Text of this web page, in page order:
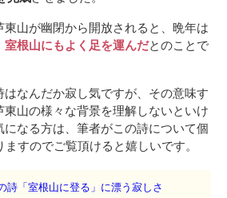
山が幽閉から開放されると、晩年は
室根山にもよく足を運んだとのことで
なんだか寂し気ですが、その意味す
東山の様々な背景を理解しないといけ
なる方は、筆者がこの詩について個
すのでご覧頂けると嬉しいです。
詩「室根山に登る」に漂う寂しさ